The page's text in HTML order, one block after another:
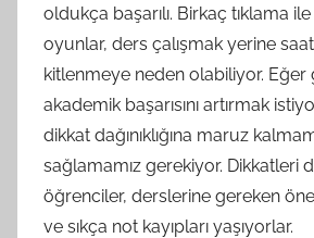
oldukça başarılı. Birkaç tıklama
oyunlar, ders çalışmak yerine
kitlenmeye neden olabiliyor. Eğer
akademik başarısını artırmak
dikkat dağınıklığına maruz
sağlamamız gerekiyor. Dikkatleri
öğrenciler, derslerine gereken
ve sıkça not kayıpları yaşıyorlar.